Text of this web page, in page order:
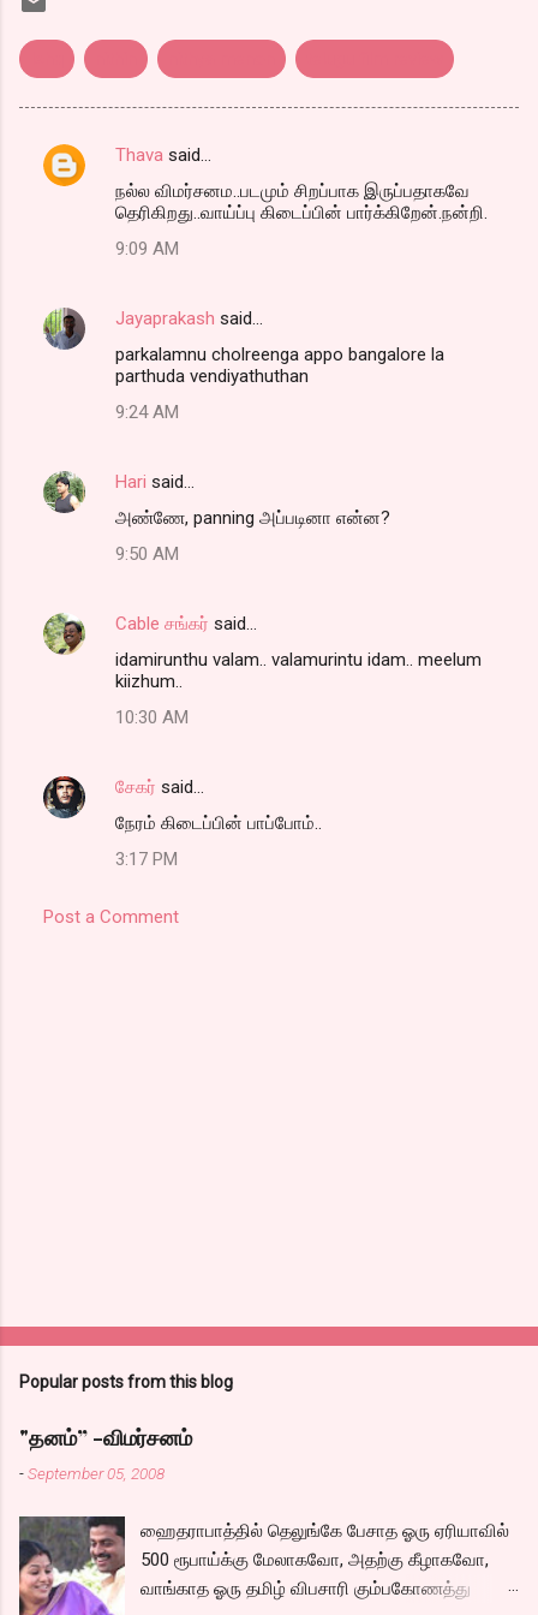
C
n
Thava said…
நல்ல விமர்சனம..படமும் சிறப்பாக இருப்பதாகவே
தெரிகிறது..வாய்ப்பு கிடைப்பின் பார்க்கிறேன்.நன்றி.
9:09 AM
Jayaprakash said…
parkalamnu cholreenga appo bangalore la
parthuda vendiyathuthan
9:24 AM
Hari said…
அண்ணே, panning அப்படினா என்ன?
9:50 AM
Cable சங்கர் said…
idamirunthu valam.. valamurintu idam.. meelum
kiizhum..
10:30 AM
சேகர் said…
நேரம் கிடைப்பின் பாப்போம்..
3:17 PM
Post a Comment
Popular posts from this blog
"தனம்” -விமர்சனம்
-September 05, 2008
ஹைதராபாத்தில் தெலுங்கே பேசாத ஓரு ஏரியாவில்
500 ரூபாய்க்கு மேலாகவோ, அதற்கு கீழாகவோ,
வாங்காத ஓரு தமிழ் விபசாரி கும்பகோணத்து